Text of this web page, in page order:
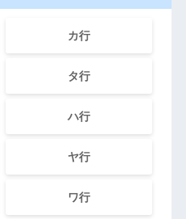
カ行
タ行
ハ行
ヤ行
ワ行